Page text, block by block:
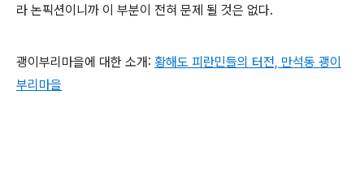
라 논픽션이니까 이 부분이 전혀 문제 될 것은 없다.
괭이부리마을에 대한 소개: 황해도 피란민들의 터전, 만석동 괭이
부리마을